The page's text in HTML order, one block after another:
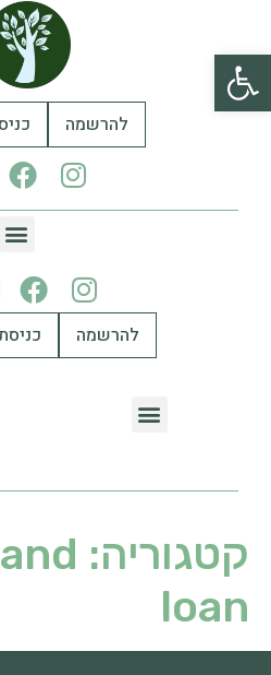
פתח סרגל נגישות
להרשמה
להרשמה
קטגוריה:
loan